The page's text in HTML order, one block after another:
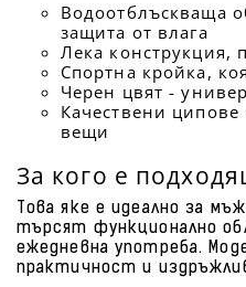
Водоотблъскваща
защита от влага
Лека конструкция,
Спортна кройка,
Черен цвят -
Качествени
вещи
За кого е
Това яке е идеално за
търсят функционално
ежедневна употреба.
практичност и